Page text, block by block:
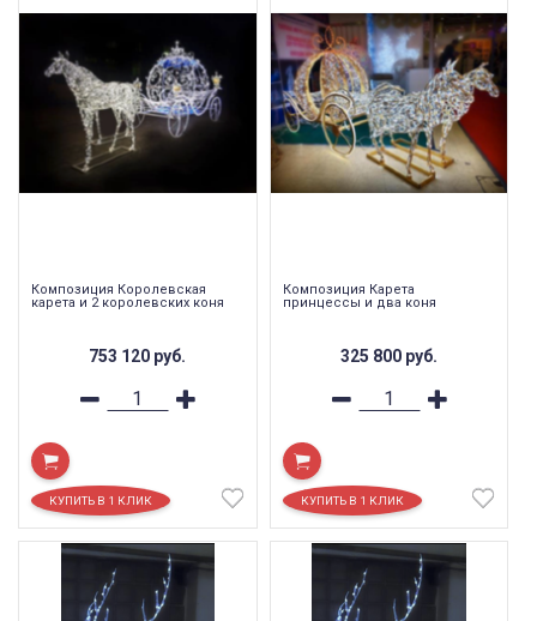
Композиция Королевская
карета и 2 королевских коня
753 120 руб.
Композиция Карета
принцессы и два коня
325 800 руб.